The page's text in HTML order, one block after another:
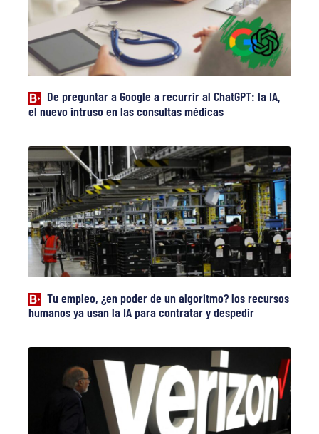
De preguntar a Google a recurrir al ChatGPT: la IA,
el nuevo intruso en las consultas médicas
Tu empleo, ¿en poder de un algoritmo? los recursos
humanos ya usan la IA para contratar y despedir